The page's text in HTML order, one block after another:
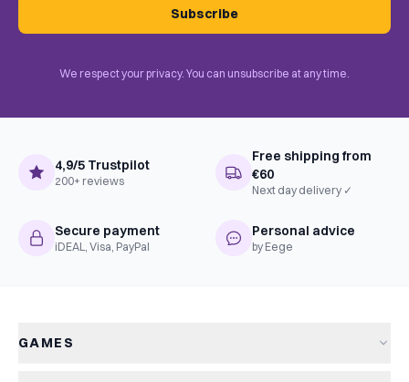
Subscribe
We respect your privacy. You can unsubscribe at any time.
4,9/5 Trustpilot
200+ reviews
Free shipping from
€60
Next day delivery ✓
Secure payment
iDEAL, Visa, PayPal
Personal advice
by Eege
GAMES